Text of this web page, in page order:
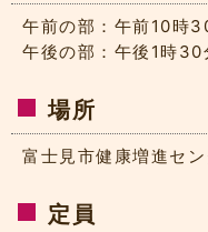
午前の部：午前10時
午後の部：午後1時
場所
富士見市健康増進セ
定員